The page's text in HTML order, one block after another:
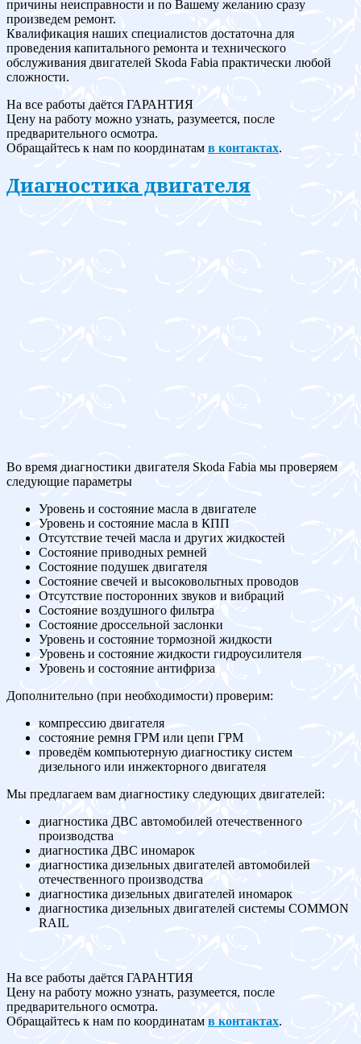
причины неисправности и по Вашему желанию сразу
произведем ремонт.
Квалификация наших специалистов достаточна для
проведения капитального ремонта и технического
обслуживания двигателей Skoda Fabia практически любой
сложности.
На все работы даётся ГАРАНТИЯ
Цену на работу можно узнать, разумеется, после
предварительного осмотра.
Обращайтесь к нам по координатам в контактах.
Диагностика двигателя
Во время диагностики двигателя Skoda Fabia мы проверяем
следующие параметры
Уровень и состояние масла в двигателе
Уровень и состояние масла в КПП
Отсутствие течей масла и других жидкостей
Состояние приводных ремней
Состояние подушек двигателя
Состояние свечей и высоковольтных проводов
Отсутствие посторонних звуков и вибраций
Состояние воздушного фильтра
Состояние дроссельной заслонки
Уровень и состояние тормозной жидкости
Уровень и состояние жидкости гидроусилителя
Уровень и состояние антифриза
Дополнительно (при необходимости) проверим:
компрессию двигателя
состояние ремня ГРМ или цепи ГРМ
проведём компьютерную диагностику систем
дизельного или инжекторного двигателя
Мы предлагаем вам диагностику следующих двигателей:
диагностика ДВС автомобилей отечественного
производства
диагностика ДВС иномарок
диагностика дизельных двигателей автомобилей
отечественного производства
диагностика дизельных двигателей иномарок
диагностика дизельных двигателей системы COMMON
RAIL
На все работы даётся ГАРАНТИЯ
Цену на работу можно узнать, разумеется, после
предварительного осмотра.
Обращайтесь к нам по координатам в контактах.